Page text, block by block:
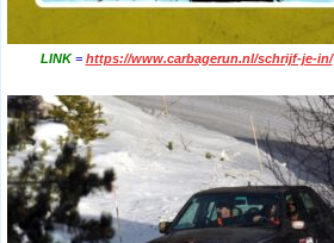
LINK= https://www.carbagerun.nl/schrijf-je-in/